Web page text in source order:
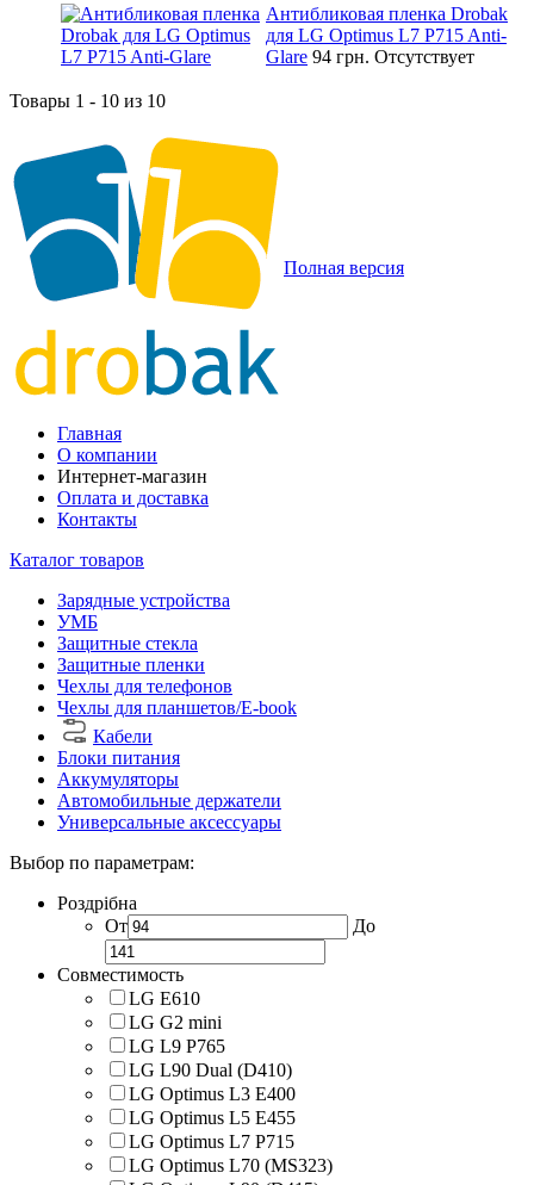
Антибликовая пленка Drobak
для LG Optimus L7 P715 Anti-
Glare 94 грн. Отсутствует
Товары 1 - 10 из 10
Полная версия
Главная
О компании
Интернет-магазин
Оплата и доставка
Контакты
Каталог товаров
Зарядные устройства
УМБ
Защитные стекла
Защитные пленки
Чехлы для телефонов
Чехлы для планшетов/E-book
Кабели
Блоки питания
Аккумуляторы
Автомобильные держатели
Универсальные аксессуары
Выбор по параметрам:
Роздрібна
От
До
Совместимость
LG E610
LG G2 mini
LG L9 P765
LG L90 Dual (D410)
LG Optimus L3 E400
LG Optimus L5 E455
LG Optimus L7 P715
LG Optimus L70 (MS323)